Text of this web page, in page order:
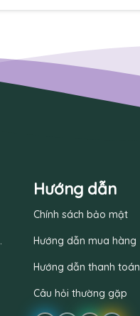
Hướng dẫn
Chính sách bảo mật
Hướng dẫn mua hàng
Hướng dẫn thanh toán
Câu hỏi thường gặp